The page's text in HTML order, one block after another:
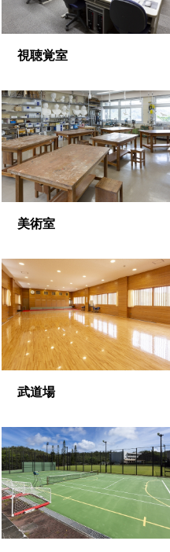
視聴覚室
美術室
武道場